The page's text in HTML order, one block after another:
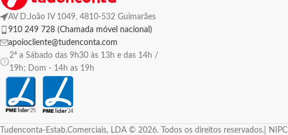
AV D.João IV 1049, 4810-532 Guimarães
910 249 728 (Chamada móvel nacional)
apoiocliente@tudenconta.com
2ª a Sábado das 9h30 às 13h e das 14h /
19h; Dom - 14h as 19h
Tudenconta-Estab.Comerciais, LDA © 2026. Todos os direitos reservados.|